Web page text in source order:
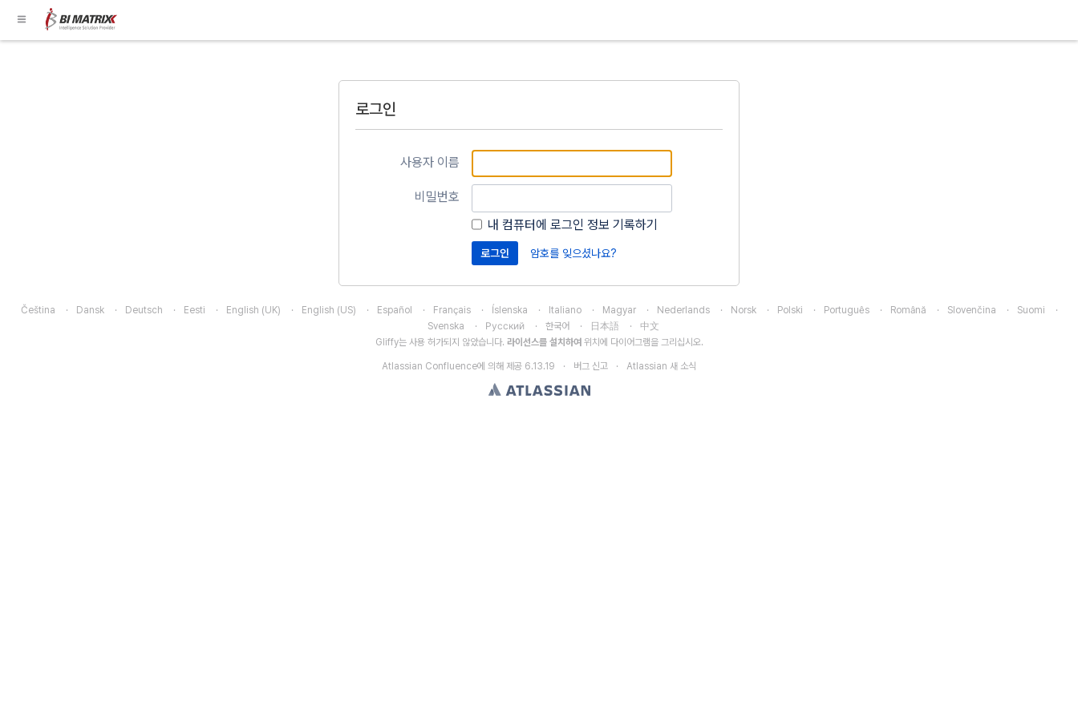
로그인
사용자 이름
비밀번호
내 컴퓨터에 로그인 정보 기록하기
암호를 잊으셨나요?
Čeština Dansk Deutsch Eesti English (UK) English (US) Español Français Íslenska Italiano Magyar Nederlands Norsk Polski Português Română Slovenčina
Suomi
Svenska
Русский 한국어 日本語
中文
Gliffy는 사용 허가되지 않았습니다. 라이선스를 설치하여위치에 다이어그램을 그리십시오.
Atlassian Confluence에 의해 제공 6.13.19 버그 신고 Atlassian 새 소식